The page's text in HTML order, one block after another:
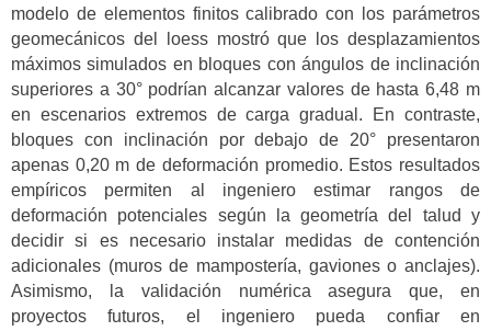
modelo de elementos finitos calibrado con los parámetros
geomecánicos del loess mostró que los desplazamientos
máximos simulados en bloques con ángulos de inclinación
superiores a 30° podrían alcanzar valores de hasta 6,48 m
en escenarios extremos de carga gradual. En contraste,
bloques con inclinación por debajo de 20° presentaron
apenas 0,20 m de deformación promedio. Estos resultados
empíricos permiten al ingeniero estimar rangos de
deformación potenciales según la geometría del talud y
decidir si es necesario instalar medidas de contención
adicionales (muros de mampostería, gaviones o anclajes).
Asimismo, la validación numérica asegura que, en
proyectos futuros, el ingeniero pueda confiar en